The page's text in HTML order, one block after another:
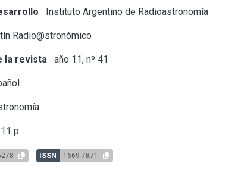
Instituto Argentino de Radioastronomía
Radio@stronómico
la revista año 11, nº 41
11 p.
ISSN 1669-7871